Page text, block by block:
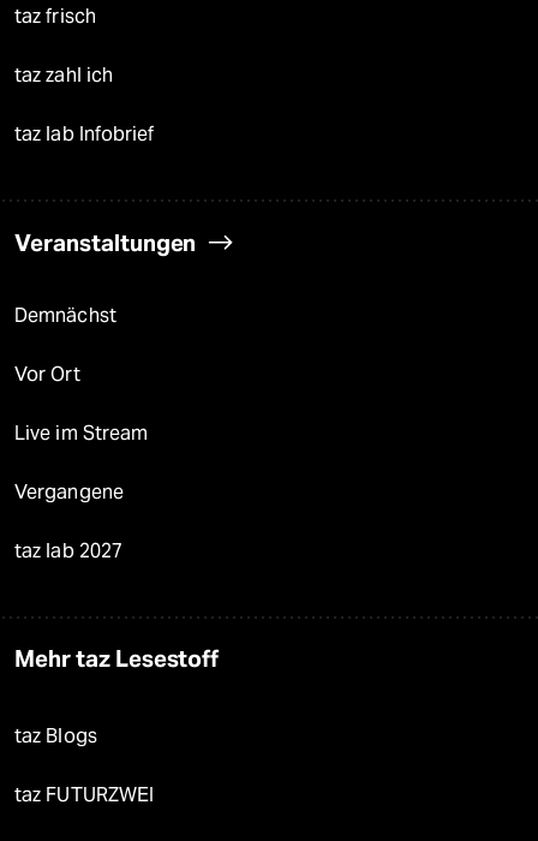
taz frisch
taz zahl ich
taz lab Infobrief
Veranstaltungen
Demnächst
Vor Ort
Live im Stream
Vergangene
taz lab 2027
Mehr taz Lesestoff
taz Blogs
taz FUTURZWEI